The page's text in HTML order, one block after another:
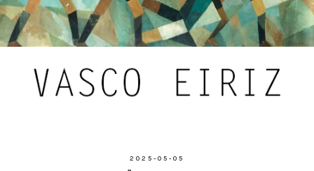
2025-05-05